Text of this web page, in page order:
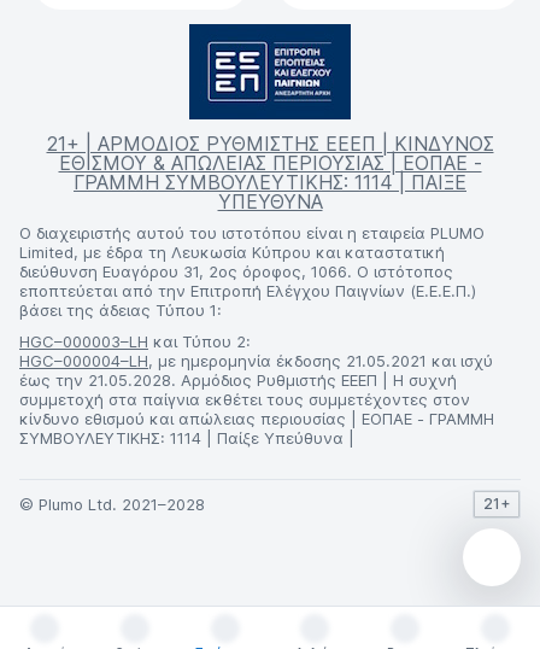
21+ | ΑΡΜΟΔΙΟΣ ΡΥΘΜΙΣΤΗΣ ΕΕΕΠ | ΚΙΝΔΥΝΟΣ
ΕΘΙΣΜΟΥ & ΑΠΩΛΕΙΑΣ ΠΕΡΙΟΥΣΙΑΣ | ΕΟΠΑΕ -
ΓΡΑΜΜΗ ΣΥΜΒΟΥΛΕΥΤΙΚΗΣ: 1114 | ΠΑΙΞΕ
ΥΠΕΥΘΥΝΑ
Ο διαχειριστής αυτού του ιστοτόπου είναι η εταιρεία PLUMO
Limited, με έδρα τη Λευκωσία Κύπρου και καταστατική
διεύθυνση Ευαγόρου 31, 2ος όροφος, 1066. Ο ιστότοπος
εποπτεύεται από την Επιτροπή Ελέγχου Παιγνίων (Ε.Ε.Ε.Π.)
βάσει της άδειας Τύπου 1:
HGC–000003–LH και Τύπου 2:
HGC–000004–LH, με ημερομηνία έκδοσης 21.05.2021 και ισχύ
έως την 21.05.2028. Αρμόδιος Ρυθμιστής ΕΕΕΠ | Η συχνή
συμμετοχή στα παίγνια εκθέτει τους συμμετέχοντες στον
κίνδυνο εθισμού και απώλειας περιουσίας | ΕΟΠΑΕ - ΓΡΑΜΜΗ
ΣΥΜΒΟΥΛΕΥΤΙΚΗΣ: 1114 | Παίξε Υπεύθυνα |
© Plumo Ltd. 2021–2028 21+